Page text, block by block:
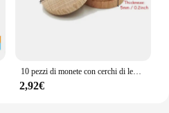
10 pezzi di monete con cerchi di legno non finiti da 4 cm, dischi di legno rotondi piatti non finiti per forniture fai da te progetti artigianali pittura scrittura
2,92€